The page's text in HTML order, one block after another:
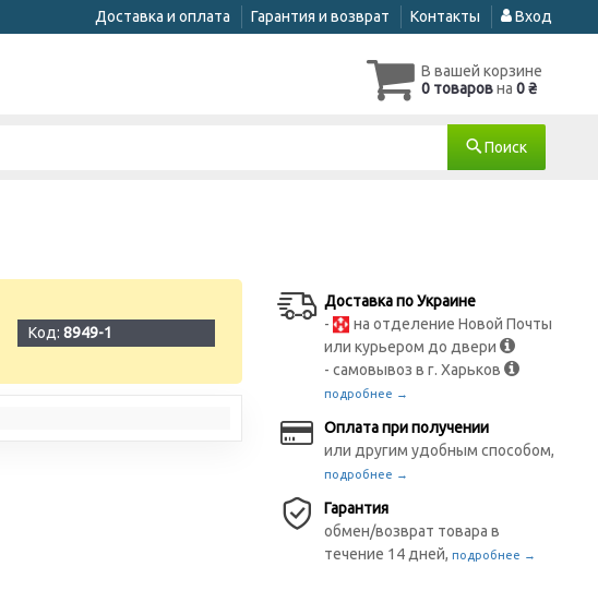
Доставка и оплата Гарантия и возврат Контакты Вход
В вашей корзине
0 товаровна 0 ₴
Поиск
Код:8949-1
Доставка по Украине
-
на отделение Новой Почты
или курьером до двери
- самовывоз в г. Харьков
подробнее →
Оплата при получении
или другим удобным способом,
подробнее →
Гарантия
обмен/возврат товара в
течение 14 дней,подробнее →